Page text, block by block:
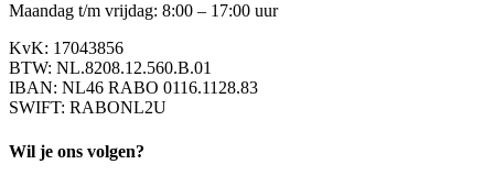
Maandag t/m vrijdag: 8:00 – 17:00 uur
KvK: 17043856
BTW: NL.8208.12.560.B.01
IBAN: NL46 RABO 0116.1128.83
SWIFT: RABONL2U
Wil je ons volgen?